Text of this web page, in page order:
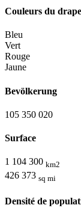
Couleurs du
Bleu
Vert
Rouge
Jaune
Bevölkerung
105 350 020
Surface
1 104 300 km2
426 373 sq mi
Densité de